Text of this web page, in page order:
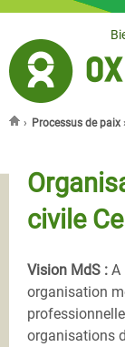
Jump to navigation
› Processus de paix ›
civile
Vision MdS : A
organisation
organisations